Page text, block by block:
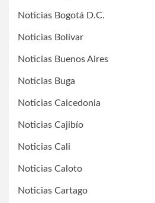
Noticias Bogotá D.C.
Noticias Bolívar
Noticias Buenos Aires
Noticias Buga
Noticias Caicedonia
Noticias Cajibío
Noticias Cali
Noticias Caloto
Noticias Cartago